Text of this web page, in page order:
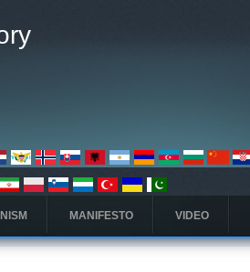
MANIFESTO VIDEO